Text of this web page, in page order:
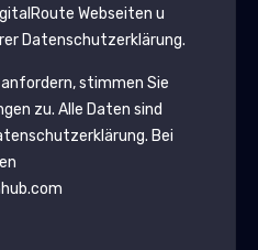
Webseiten u
Datenschutzerklärung.
anfordern, stimmen Sie
zu. Alle Daten sind
. Bei